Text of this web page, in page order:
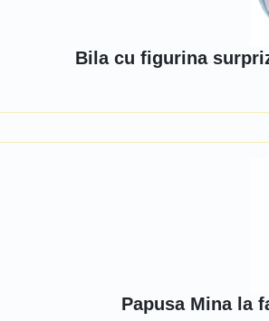
Bila cu figurina
Papusa Mina la